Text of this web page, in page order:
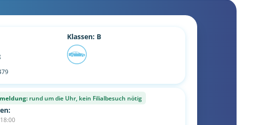
Klassen: B
rund um die Uhr, kein Filialbesuch nötig